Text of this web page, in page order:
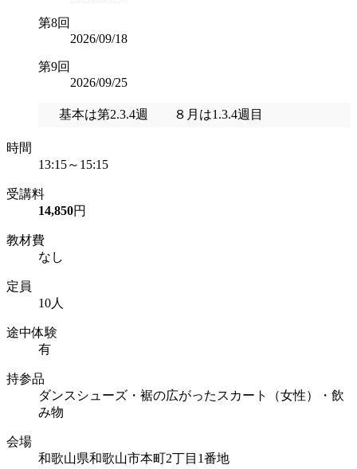
第8回
2026/09/18
第9回
2026/09/25
基本は第2.3.4週 ８月は1.3.4週目
時間
13:15～15:15
受講料
14,850円
教材費
なし
定員
10人
途中体験
有
持参品
ダンスシューズ・裾の広がったスカート（女性）・飲
み物
会場
和歌山県和歌山市本町2丁目1番地